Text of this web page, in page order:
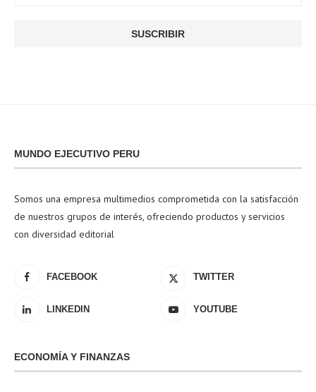
MUNDO EJECUTIVO PERU
Somos una empresa multimedios comprometida con la satisfacción
de nuestros grupos de interés, ofreciendo productos y servicios
con diversidad editorial
FACEBOOK TWITTER
LINKEDIN YOUTUBE
ECONOMÍA Y FINANZAS